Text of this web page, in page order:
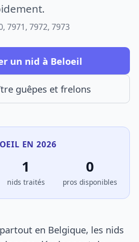
7971, 7972, 7973
un nid à Beloeil
guêpes et frelons
EN 2026
1
nids traités
0
pros disponibles
en Belgique, les nids